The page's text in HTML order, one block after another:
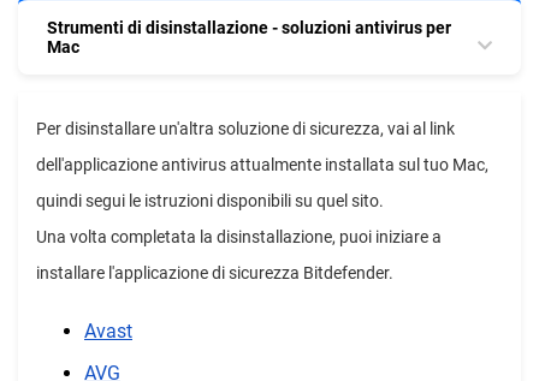
Strumenti di disinstallazione - soluzioni antivirus per
Mac
Per disinstallare un'altra soluzione di sicurezza, vai al link
dell'applicazione antivirus attualmente installata sul tuo Mac,
quindi segui le istruzioni disponibili su quel sito.
Una volta completata la disinstallazione, puoi iniziare a
installare l'applicazione di sicurezza Bitdefender.
Avast
AVG